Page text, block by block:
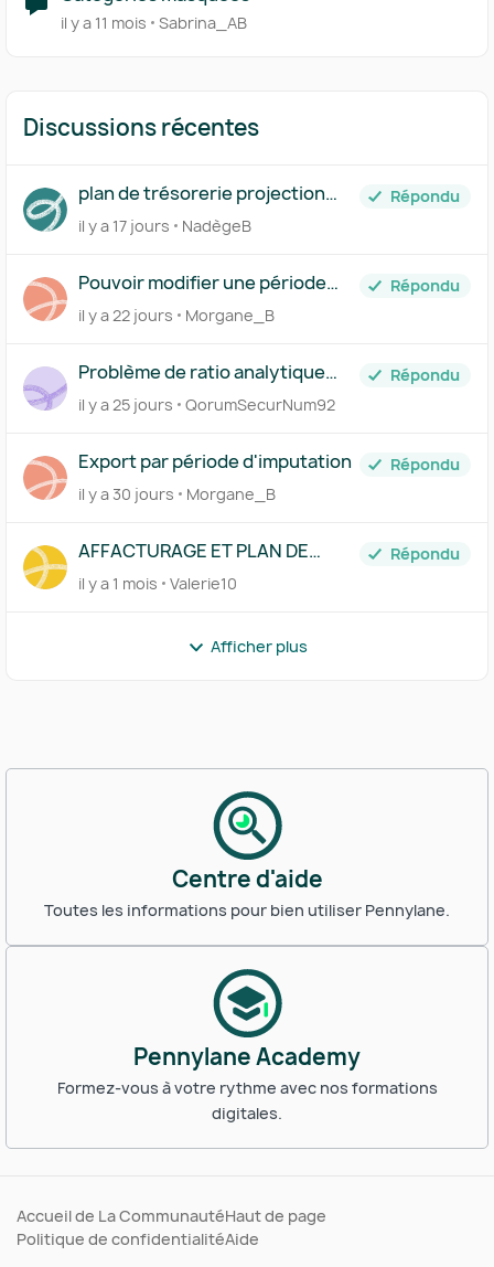
il y a 11 mois Sabrina_AB
Discussions récentes
plan de trésorerie projection
journalière
Répondu
il y a 17 jours
NadègeB
Pouvoir modifier une période
d'imputation
Répondu
il y a 22 jours
Morgane_B
Problème de ratio analytique
après saisie comptable
Répondu
il y a 25 jours
QorumSecurNum92
Export par période d'imputation
Répondu
il y a 30 jours
Morgane_B
AFFACTURAGE ET PLAN DE
TRESO
Répondu
il y a 1 mois
Valerie10
Afficher plus
Centre d'aide
Toutes les informations pour bien utiliser Pennylane.
Pennylane Academy
Formez-vous à votre rythme avec nos formations
digitales.
Accueil de La CommunautéHaut de page
Politique de confidentialitéAide